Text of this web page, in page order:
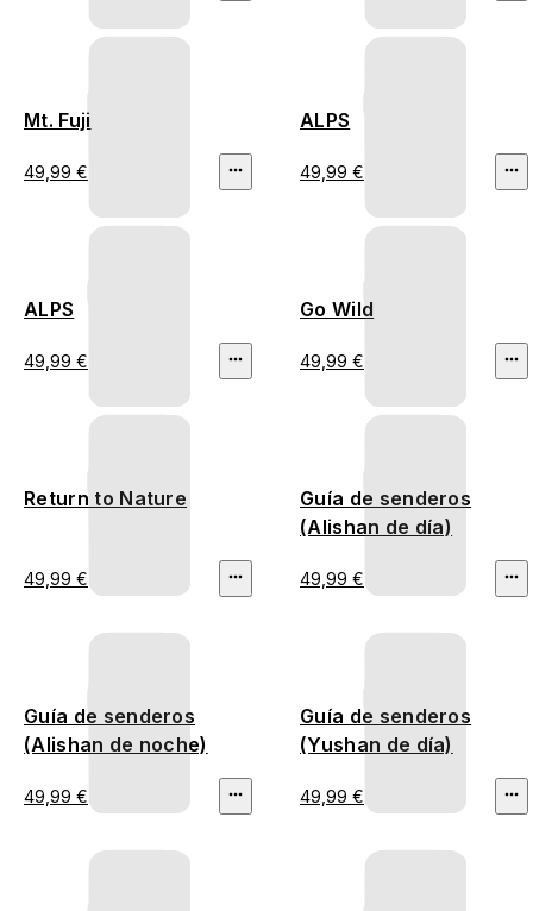
Mt. Fuji
49,99 €
ALPS
49,99 €
ALPS
49,99 €
Go Wild
49,99 €
Return to Nature
49,99 €
Guía de senderos
(Alishan de día)
49,99 €
Guía de senderos
(Alishan de noche)
49,99 €
Guía de senderos
(Yushan de día)
49,99 €